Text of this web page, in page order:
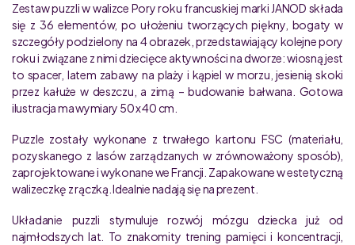
Zestaw puzzli w walizce Pory roku francuskiej marki JANOD składa
się z 36 elementów, po ułożeniu tworzących piękny, bogaty w
szczegóły podzielony na 4 obrazek, przedstawiający kolejne pory
roku i związane z nimi dziecięce aktywności na dworze: wiosną jest
to spacer, latem zabawy na plaży i kąpiel w morzu, jesienią skoki
przez kałuże w deszczu, a zimą – budowanie bałwana. Gotowa
ilustracja ma wymiary 50 x 40 cm.
Puzzle zostały wykonane z trwałego kartonu FSC (materiału,
pozyskanego z lasów zarządzanych w zrównoważony sposób),
zaprojektowane i wykonane we Francji. Zapakowane w estetyczną
walizeczkę z rączką. Idealnie nadają się na prezent.
Układanie puzzli stymuluje rozwój mózgu dziecka już od
najmłodszych lat. To znakomity trening pamięci i koncentracji,